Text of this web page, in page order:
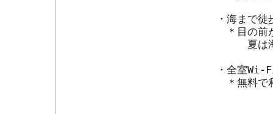
・海まで徒
＊目の前
夏は海
・全室Wi-
＊無料で